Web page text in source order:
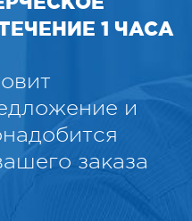
1 ЧАСА
и
заказа